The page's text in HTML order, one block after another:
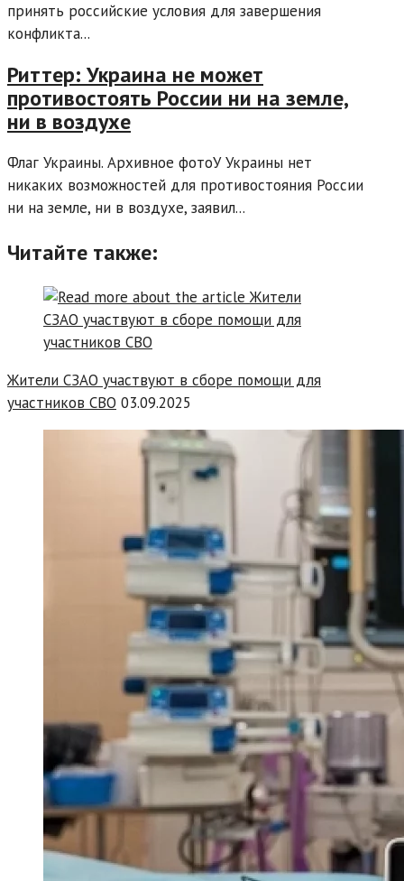
принять российские условия для завершения
конфликта...
Риттер: Украина не может
противостоять России ни на земле,
ни в воздухе
Флаг Украины. Архивное фотоУ Украины нет
никаких возможностей для противостояния России
ни на земле, ни в воздухе, заявил...
Читайте также:
Жители СЗАО участвуют в сборе помощи для
участников СВО 03.09.2025